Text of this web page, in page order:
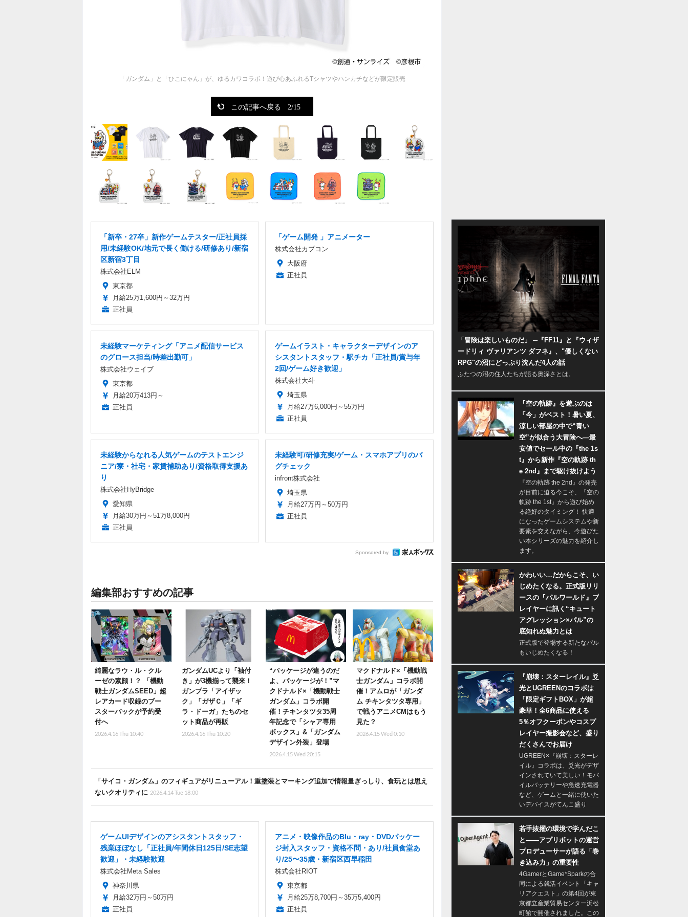
「ガンダム」と「ひこにゃん」が、ゆるカワコラボ！遊び心あふれるTシャツやハンカチなどが限定販売
この記事へ戻る 2/15
「新卒・27卒」新作ゲームテスター/正社員採
用/未経験OK/地元で長く働ける/研修あり/新宿
区新宿3丁目
株式会社ELM
東京都
月給25万1,600円～32万円
正社員
「ゲーム開発 」アニメーター
株式会社カプコン
大阪府
正社員
未経験マーケティング「アニメ配信サービス
のグロース担当/時差出勤可」
株式会社ウェイブ
東京都
月給20万413円～
正社員
ゲームイラスト・キャラクターデザインのア
シスタントスタッフ・駅チカ「正社員/賞与年
2回/ゲーム好き歓迎」
株式会社大斗
埼玉県
月給27万6,000円～55万円
正社員
未経験からなれる人気ゲームのテストエンジ
ニア/寮・社宅・家賃補助あり/資格取得支援あ
り
株式会社HyBridge
愛知県
月給30万円～51万8,000円
正社員
未経験可/研修充実/ゲーム・スマホアプリのバ
グチェック
infront株式会社
埼玉県
月給27万円～50万円
正社員
Sponsored by
編集部おすすめの記事
綺麗なラウ・ル・クル
ーゼの素顔！？ 「機動
戦士ガンダムSEED」超
レアカード収録のブー
スターパックが予約受
付へ
2026.4.16 Thu 10:40
ガンダムUCより「袖付
き」が3機揃って襲来！
ガンプラ「アイザッ
ク」「ガザＣ」「ギ
ラ・ドーガ」たちのセ
ット商品が再販
2026.4.16 Thu 10:20
“パッケージが違うのだ
よ、パッケージが！”マ
クドナルド×「機動戦士
ガンダム」コラボ開
催！チキンタツタ35周
年記念で「シャア専用
ボックス」&「ガンダム
デザイン外装」登場
2026.4.15 Wed 20:15
マクドナルド×「機動戦
士ガンダム」コラボ開
催！アムロが「ガンダ
ム チキンタツタ専用」
で戦うアニメCMはもう
見た？
2026.4.15 Wed 0:10
「サイコ・ガンダム」のフィギュアがリニューアル！重塗装とマーキング追加で情報量ぎっしり、食玩とは思え
ないクオリティに 2026.4.14 Tue 18:00
ゲームUIデザインのアシスタントスタッフ・
残業ほぼなし「正社員/年間休日125日/SE志望
歓迎」・未経験歓迎
株式会社Meta Sales
神奈川県
月給32万円～50万円
正社員
アニメ・映像作品のBlu・ray・DVDパッケー
ジ封入スタッフ・資格不問・あり/社員食堂あ
り/25〜35歳・新宿区西早稲田
株式会社RIOT
東京都
月給25万8,700円～35万5,400円
正社員
「冒険は楽しいものだ」 ─『FF11』と『ウィザ
ードリィ ヴァリアンツ ダフネ』、"優しくない
RPG"の沼にどっぷり沈んだ4人の話
ふたつの沼の住人たちが語る奥深さとは。
『空の軌跡』を遊ぶのは
「今」がベスト！暑い夏、
涼しい部屋の中で“青い
空”が似合う大冒険へ―最
安値でセール中の『the 1s
t』から新作『空の軌跡 th
e 2nd』まで駆け抜けよう
『空の軌跡 the 2nd』の発売
が目前に迫る今こそ、『空の
軌跡 the 1st』から遊び始め
る絶好のタイミング！ 快適
になったゲームシステムや新
要素を交えながら、今遊びた
い本シリーズの魅力を紹介し
ます。
かわいい…だからこそ、い
じめたくなる。正式版リリ
ースの『パルワールド』プ
レイヤーに訊く“キュート
アグレッション×パル”の
底知れぬ魅力とは
正式版で登場する新たなパル
もいじめたくなる！
『崩壊：スターレイル』爻
光とUGREENのコラボは
「限定ギフトBOX」が超
豪華！全6商品に使える
5％オフクーポンやコスプ
レイヤー撮影会など、盛り
だくさんでお届け
UGREEN×『崩壊：スターレ
イル』コラボは、爻光がデザ
インされていて美しい！モバ
イルバッテリーや急速充電器
など、ゲームと一緒に使いた
いデバイスがてんこ盛り
若手抜擢の環境で学んだこ
と――アプリボットの運営
プロデューサーが語る「巻
き込み力」の重要性
4GamerとGame*Sparkの合
同による就活イベント「キャ
リアクエスト」の第4回が東
京都立産業貿易センター浜松
町館で開催されました。この